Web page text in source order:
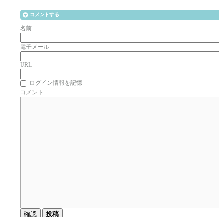
コメントする
名前
電子メール
URL
ログイン情報を記憶
コメント